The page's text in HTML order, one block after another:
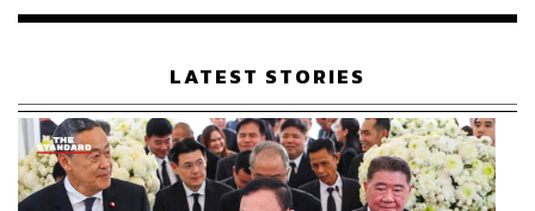
เรือนไทยที่ถูกซุกไว้
LATEST STORIES